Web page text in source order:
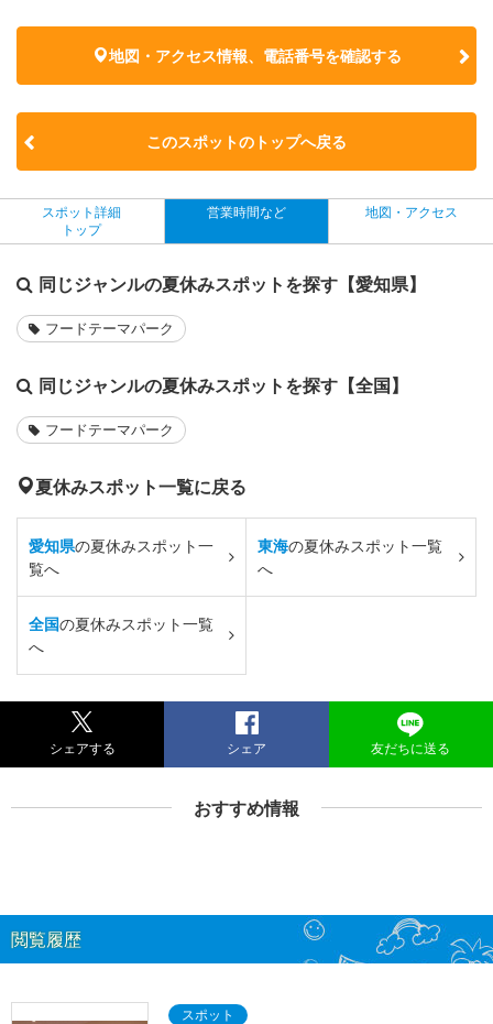
地図・アクセス情報、電話番号を確認する
このスポットのトップへ戻る
スポット詳細
トップ
営業時間など 地図・アクセス
同じジャンルの夏休みスポットを探す【愛知県】
フードテーマパーク
同じジャンルの夏休みスポットを探す【全国】
フードテーマパーク
夏休みスポット一覧に戻る
愛知県の夏休みスポット一
覧へ
東海の夏休みスポット一覧
へ
全国の夏休みスポット一覧
へ
シェアする シェア 友だちに送る
おすすめ情報
閲覧履歴